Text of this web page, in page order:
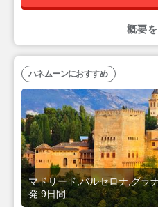
概要
マドリード,バルセロナ,グラ
発 9日間
ハネムーンにおすすめ